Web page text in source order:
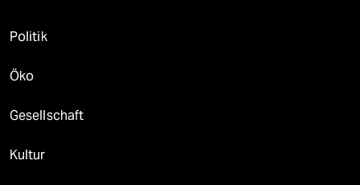
Politik
Öko
Gesellschaft
Kultur